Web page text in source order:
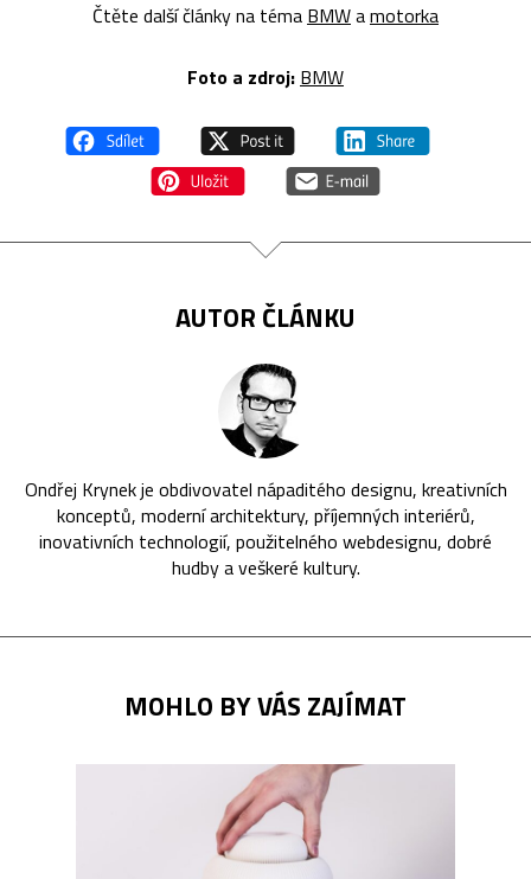
Čtěte další články na téma BMWamotorka
Foto a zdroj: BMW
AUTOR ČLÁNKU
Ondřej Krynek je obdivovatel nápaditého designu, kreativních
konceptů, moderní architektury, příjemných interiérů,
inovativních technologií, použitelného webdesignu, dobré
hudby a veškeré kultury.
MOHLO BY VÁS ZAJÍMAT